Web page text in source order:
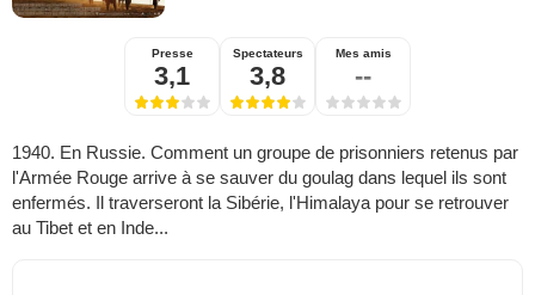
Presse
3,1
Spectateurs
3,8
Mes amis
--
1940. En Russie. Comment un groupe de prisonniers retenus par
l'Armée Rouge arrive à se sauver du goulag dans lequel ils sont
enfermés. Il traverseront la Sibérie, l'Himalaya pour se retrouver
au Tibet et en Inde...